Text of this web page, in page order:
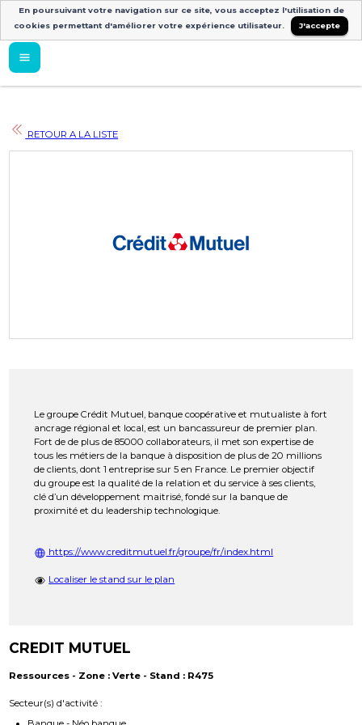
RETOUR A LA LISTE
Le groupe Crédit Mutuel, banque coopérative et mutualiste à fort
ancrage régional et local, est un bancassureur de premier plan.
Fort de de plus de 85000 collaborateurs, il met son expertise de
tous les métiers de la banque à disposition de plus de 20 millions
de clients, dont 1 entreprise sur 5 en France. Le premier objectif
du groupe est la qualité de la relation et du service à ses clients,
clé d’un développement maitrisé, fondé sur la banque de
proximité et du leadership technologique.
https://www.creditmutuel.fr/groupe/fr/index.html
Localiser le stand sur le plan
CREDIT MUTUEL
Ressources - Zone : Verte - Stand : R475
Secteur(s) d'activité :
En poursuivant votre navigation sur ce site, vous acceptez l'utilisation de
cookies permettant d'améliorer votre expérience utilisateur.
J'accepte